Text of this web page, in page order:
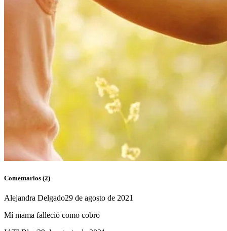
Comentarios (2)
Alejandra Delgado29 de agosto de 2021
Mí mama falleció como cobro